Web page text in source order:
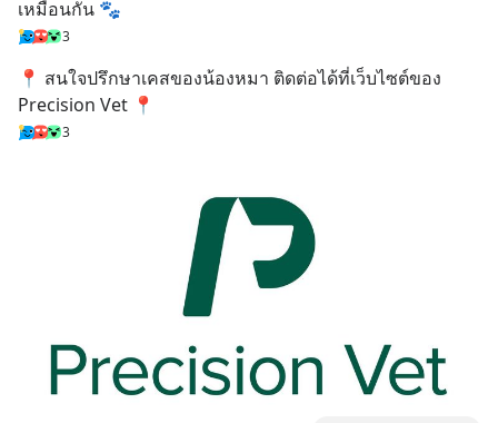
เหมือนกัน 🐾
3
📍 สนใจปรึกษาเคสของน้องหมา ติดต่อได้ที่เว็บไซต์ของ
Precision Vet 📍
3